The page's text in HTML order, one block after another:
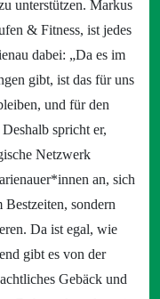
unterstützen. Markus
& Fitness, ist jedes
dabei: „Da es im
gibt, ist das für uns
und für den
spricht er,
Netzwerk
an, sich
sondern
Da ist egal, wie
gibt es von der
Gebäck und